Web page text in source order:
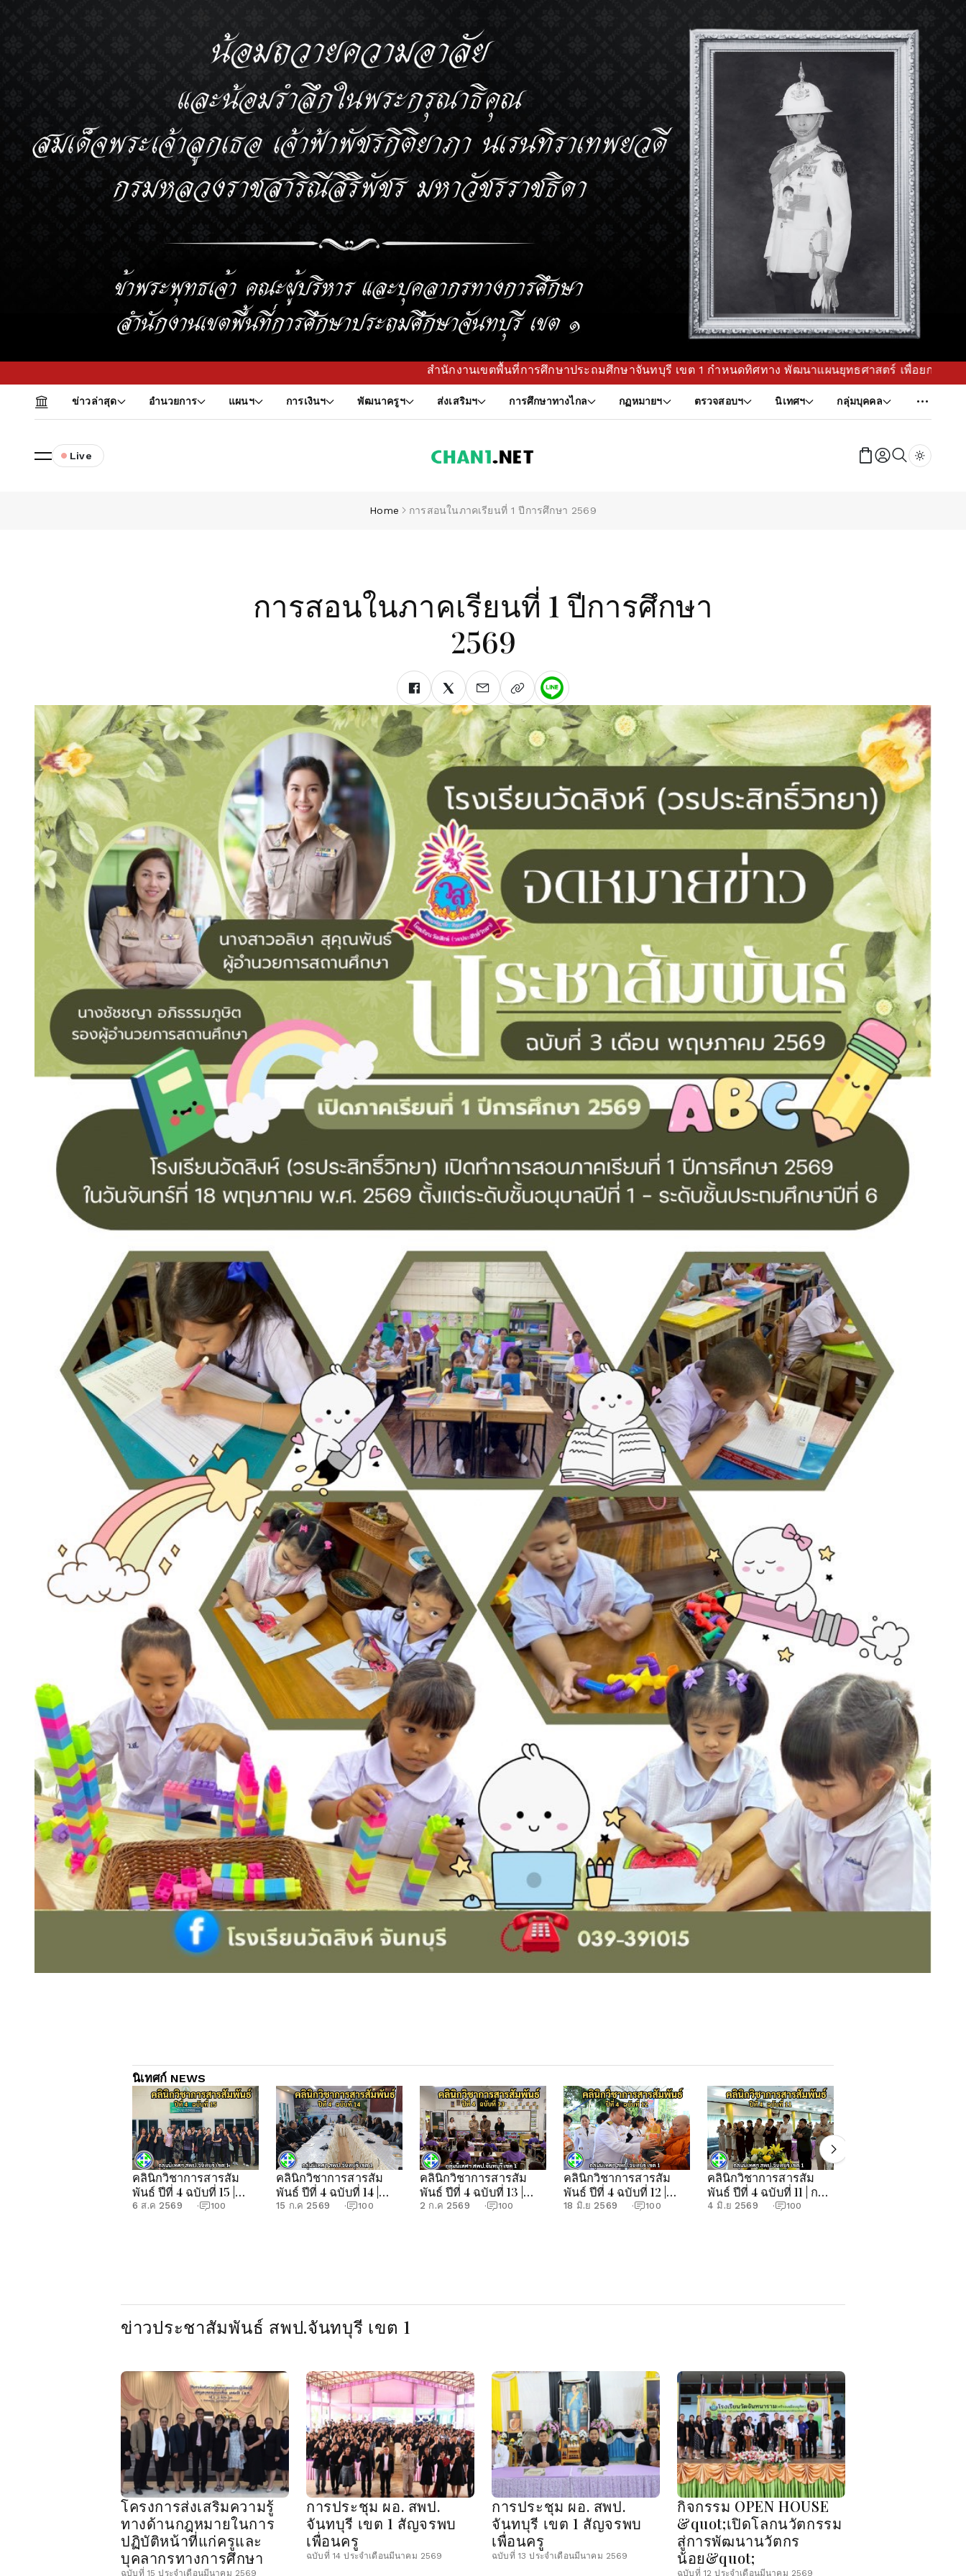
สำนักงานเขตพื้นที่การศึกษาประถมศึกษาจันทบุรี เขต 1 กำหนดทิศทาง พัฒนาแผนยุทธศาสตร์ เพื่อยกระดับคุณภาพการศึกษาขั้น
ข่าวล่าสุด อำนวยการ แผนฯ การเงินฯ พัฒนาครูฯ ส่งเสริมฯ การศึกษาทางไกล กฏหมายฯ ตรวจสอบฯ นิเทศฯ กลุ่มบุคคล
Live
Home การสอนในภาคเรียนที่ 1 ปีการศึกษา 2569
การสอนในภาคเรียนที่ 1 ปีการศึกษา
2569
นิเทศก์ NEWS
คลินิกวิชาการสารสัม
พันธ์ ปีที่ 4 ฉบับที่ 15 |
กลุ่มนิเทศฯ สพป.จันทบุรี
6 ส.ค 2569 · 100
คลินิกวิชาการสารสัม
พันธ์ ปีที่ 4 ฉบับที่ 14 |
กลุ่มนิเทศฯ สพป.จันทบุรี
15 ก.ค 2569 · 100
คลินิกวิชาการสารสัม
พันธ์ ปีที่ 4 ฉบับที่ 13 |
กลุ่มนิเทศฯ สพป.จันทบุรี
2 ก.ค 2569 · 100
คลินิกวิชาการสารสัม
พันธ์ ปีที่ 4 ฉบับที่ 12 |
กลุ่มนิเทศฯ สพป.จันทบุรี
18 มิ.ย 2569 · 100
คลินิกวิชาการสารสัม
พันธ์ ปีที่ 4 ฉบับที่ 11 | กลุ่ม
นิเทศฯ สพป.จันทบุรี เขต
4 มิ.ย 2569 · 100
ข่าวประชาสัมพันธ์ สพป.จันทบุรี เขต 1
โครงการส่งเสริมความรู้
ทางด้านกฎหมายในการ
ปฏิบัติหน้าที่แก่ครูและ
บุคลากรทางการศึกษา
ฉบับที่ 15 ประจำเดือนมีนาคม 2569
การประชุม ผอ. สพป.
จันทบุรี เขต 1 สัญจรพบ
เพื่อนครู
ฉบับที่ 14 ประจำเดือนมีนาคม 2569
การประชุม ผอ. สพป.
จันทบุรี เขต 1 สัญจรพบ
เพื่อนครู
ฉบับที่ 13 ประจำเดือนมีนาคม 2569
กิจกรรม OPEN HOUSE
&quot;เปิดโลกนวัตกรรม
สู่การพัฒนานวัตกร
น้อย&quot;
ฉบับที่ 12 ประจำเดือนมีนาคม 2569